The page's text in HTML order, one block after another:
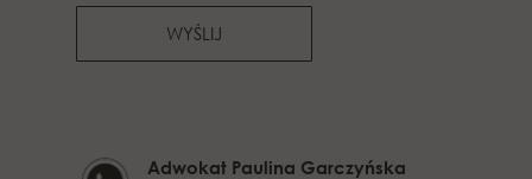
Adwokat Paulina Garczyńska
WYŚLIJ